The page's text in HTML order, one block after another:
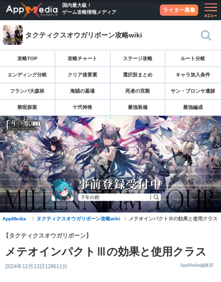
国内最大級！
ゲーム攻略情報メディア
ライター募集
タクティクスオウガリボーン攻略wiki
攻略TOP 攻略チャート ステージ攻略 ルート分岐
エンディング分岐 クリア後要素 選択肢まとめ キャラ加入条件
フランパ大森林 海賊の墓場 死者の宮殿 サン・ブロンサ遺跡
禁呪探索 十弐神将 最強装備 最強編成
AppMedia タクティクスオウガリボーン攻略wiki メテオインパクトⅢの効果と使用クラス
【タクティクスオウガリボーン】
メテオインパクトⅢの効果と使用クラス
2024年12月13日12時11分 AppMedia編集部